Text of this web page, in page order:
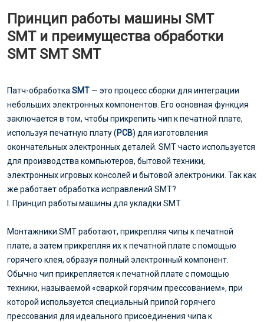
Принцип работы машины SMT
SMT и преимущества обработки
SMT SMT SMT
Патч-обработкаSMT — это процесс сборки для интеграции
небольших электронных компонентов. Его основная функция
заключается в том, чтобы прикрепить чип к печатной плате,
используя печатную плату (PCB) для изготовления
окончательных электронных деталей. SMT часто используется
для производства компьютеров, бытовой техники,
электронных игровых консолей и бытовой электроники. Так как
же работает обработка исправлений SMT?
I. Принцип работы машины для укладки SMT
Монтажники SMT работают, прикрепляя чипы к печатной
плате, а затем прикрепляя их к печатной плате с помощью
горячего клея, образуя полный электронный компонент.
Обычно чип прикрепляется к печатной плате с помощью
техники, называемой «сваркой горячим прессованием», при
которой используется специальный припой горячего
прессования для идеального присоединения чипа к